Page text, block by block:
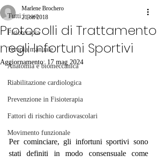
Tutti i post
Fisioterapia
Terapia manuale
Anatomia e biomeccanica
Riabilitazione cardiologica
Prevenzione in Fisioterapia
Fattori di rischio cardiovascolari
Movimento funzionale
Protocolli di Trattamento
negli Infortuni Sportivi
Marlene Brochero
21 ott 2018
Aggiornamento: 17 mag 2024
Per cominciare, gli infortuni sportivi sono
stati definiti in modo consensuale come